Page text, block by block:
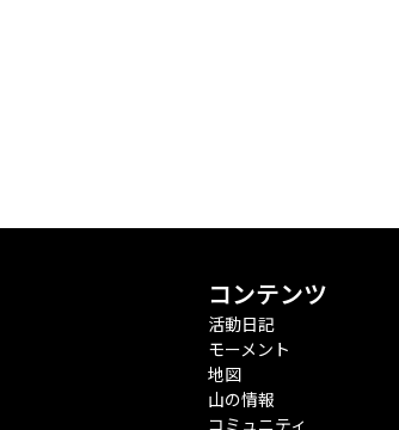
コンテンツ
活動日記
モーメント
地図
山の情報
コミュニティ